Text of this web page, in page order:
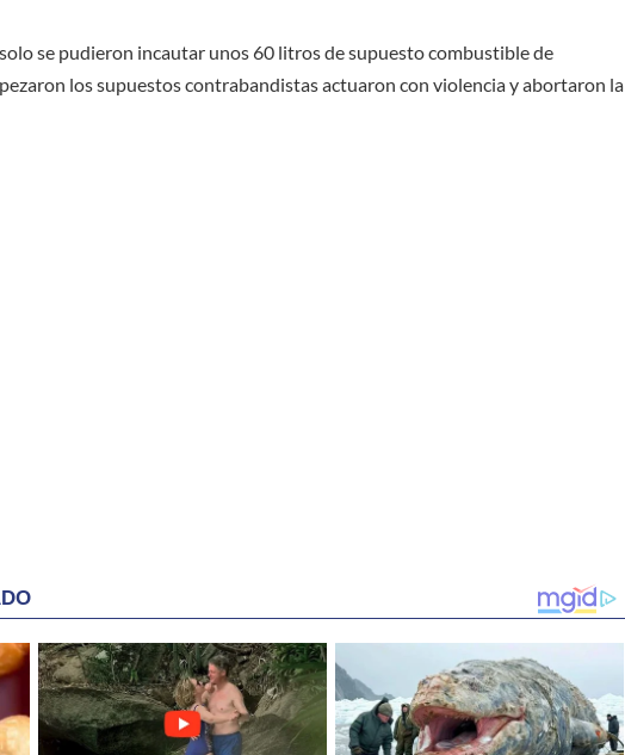
se pudieron incautar unos 60 litros de supuesto combustible de
los supuestos contrabandistas actuaron con violencia y abortaron la